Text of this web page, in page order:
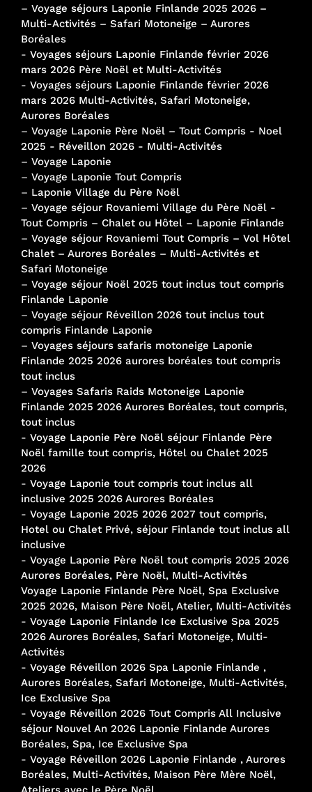
– Voyage séjours Laponie Finlande 2025 2026 –
Multi-Activités – Safari Motoneige – Aurores
Boréales
- Voyages séjours Laponie Finlande février 2026
mars 2026 Père Noël et Multi-Activités
- Voyages séjours Laponie Finlande février 2026
mars 2026 Multi-Activités, Safari Motoneige,
Aurores Boréales
– Voyage Laponie Père Noël – Tout Compris - Noel
2025 - Réveillon 2026 - Multi-Activités
– Voyage Laponie
– Voyage Laponie Tout Compris
– Laponie Village du Père Noël
– Voyage séjour Rovaniemi Village du Père Noël -
Tout Compris – Chalet ou Hôtel – Laponie Finlande
– Voyage séjour Rovaniemi Tout Compris – Vol Hôtel
Chalet – Aurores Boréales – Multi-Activités et
Safari Motoneige
– Voyage séjour Noël 2025 tout inclus tout compris
Finlande Laponie
– Voyage séjour Réveillon 2026 tout inclus tout
compris Finlande Laponie
– Voyages séjours safaris motoneige Laponie
Finlande 2025 2026 aurores boréales tout compris
tout inclus
– Voyages Safaris Raids Motoneige Laponie
Finlande 2025 2026 Aurores Boréales, tout compris,
tout inclus
- Voyage Laponie Père Noël séjour Finlande Père
Noël famille tout compris, Hôtel ou Chalet 2025
2026
- Voyage Laponie tout compris tout inclus all
inclusive 2025 2026 Aurores Boréales
- Voyage Laponie 2025 2026 2027 tout compris,
Hotel ou Chalet Privé, séjour Finlande tout inclus all
inclusive
- Voyage Laponie Père Noël tout compris 2025 2026
Aurores Boréales, Père Noël, Multi-Activités
Voyage Laponie Finlande Père Noël, Spa Exclusive
2025 2026, Maison Père Noël, Atelier, Multi-Activités
- Voyage Laponie Finlande Ice Exclusive Spa 2025
2026 Aurores Boréales, Safari Motoneige, Multi-
Activités
- Voyage Réveillon 2026 Spa Laponie Finlande ,
Aurores Boréales, Safari Motoneige, Multi-Activités,
Ice Exclusive Spa
- Voyage Réveillon 2026 Tout Compris All Inclusive
séjour Nouvel An 2026 Laponie Finlande Aurores
Boréales, Spa, Ice Exclusive Spa
- Voyage Réveillon 2026 Laponie Finlande , Aurores
Boréales, Multi-Activités, Maison Père Mère Noël,